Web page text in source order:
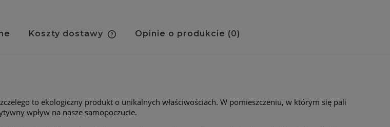
Koszty dostawy Opinie o produkcie (0)
to ekologiczny produkt o unikalnych właściwościach. W pomieszczeniu, w którym się pali
wpływ na nasze samopoczucie.